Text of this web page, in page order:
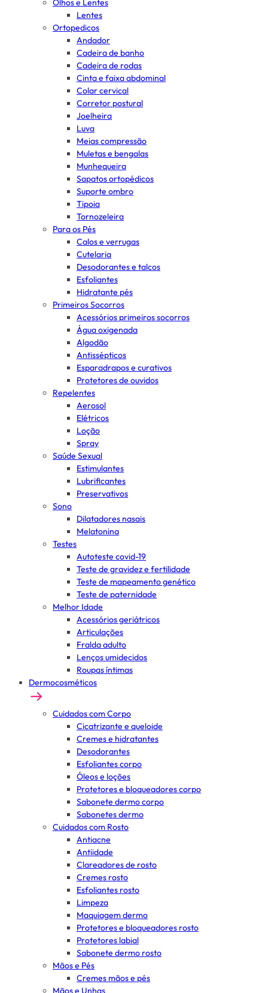
Olhos e Lentes
Lentes
Ortopedicos
Andador
Cadeira de banho
Cadeira de rodas
Cinta e faixa abdominal
Colar cervical
Corretor postural
Joelheira
Luva
Meias compressão
Muletas e bengalas
Munhequeira
Sapatos ortopédicos
Suporte ombro
Tipoia
Tornozeleira
Para os Pés
Calos e verrugas
Cutelaria
Desodorantes e talcos
Esfoliantes
Hidratante pés
Primeiros Socorros
Acessórios primeiros socorros
Água oxigenada
Algodão
Antissépticos
Esparadrapos e curativos
Protetores de ouvidos
Repelentes
Aerosol
Elétricos
Loção
Spray
Saúde Sexual
Estimulantes
Lubrificantes
Preservativos
Sono
Dilatadores nasais
Melatonina
Testes
Autoteste covid-19
Teste de gravidez e fertilidade
Teste de mapeamento genético
Teste de paternidade
Melhor Idade
Acessórios geriátricos
Articulações
Fralda adulto
Lenços umidecidos
Roupas íntimas
Dermocosméticos
Cuidados com Corpo
Cicatrizante e queloide
Cremes e hidratantes
Desodorantes
Esfoliantes corpo
Óleos e loções
Protetores e bloqueadores corpo
Sabonete dermo corpo
Sabonetes dermo
Cuidados com Rosto
Antiacne
Antiidade
Clareadores de rosto
Cremes rosto
Esfoliantes rosto
Limpeza
Maquiagem dermo
Protetores e bloqueadores rosto
Protetores labial
Sabonete dermo rosto
Mãos e Pés
Cremes mãos e pés
Mãos e Unhas